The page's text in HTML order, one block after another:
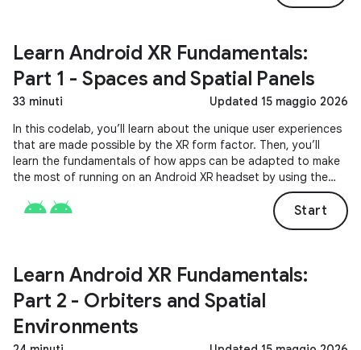
Learn Android XR Fundamentals:
Part 1 - Spaces and Spatial Panels
33 minuti
Updated 15 maggio 2026
In this codelab, you’ll learn about the unique user experiences
that are made possible by the XR form factor. Then, you’ll
learn the fundamentals of how apps can be adapted to make
the most of running on an Android XR headset by using the
composables provided by the Jetpack Compose for XR library.
Start
Learn Android XR Fundamentals:
Part 2 - Orbiters and Spatial
Environments